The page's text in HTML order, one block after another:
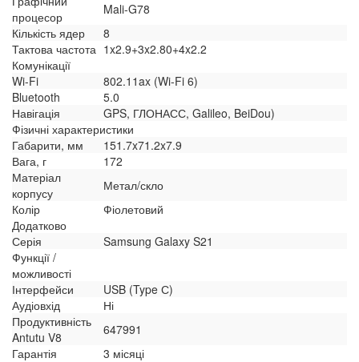
процесор
Mali-G78
Кількість ядер
8
Тактова частота 1x2.9+3x2.80+4x2.2
Комунікації
Wi-Fi
802.11ax (Wi-Fi 6)
Bluetooth
5.0
Навігація
GPS, ГЛОНАСС, Galileo, BeiDou)
Фізичні характеристики
Габарити, мм
151.7x71.2x7.9
Вага, г
172
Матеріал
корпусу
Метал/скло
Колір
Фіолетовий
Додатково
Серія
Samsung Galaxy S21
Функції /
можливості
Інтерфейси
USB (Type С)
Аудіовхід
Ні
Продуктивність
Antutu V8
647991
Гарантія
3 місяці